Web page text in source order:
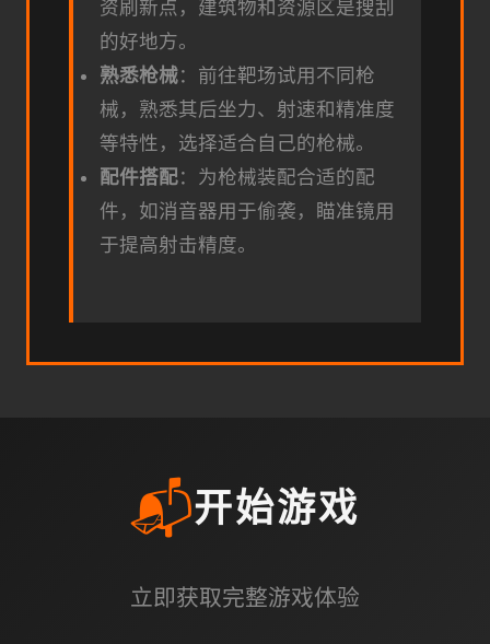
资刷新点，建筑物和资源区是搜刮
的好地方。
熟悉枪械：前往靶场试用不同枪
械，熟悉其后坐力、射速和精准度
等特性，选择适合自己的枪械。
配件搭配：为枪械装配合适的配
件，如消音器用于偷袭，瞄准镜用
于提高射击精度。
📬开始游戏
立即获取完整游戏体验